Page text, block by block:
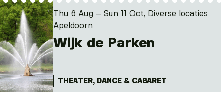
Thu 6 Aug – Sun 11 Oct, Diverse locaties
Apeldoorn
Wijk de Parken
THEATER, DANCE & CABARET